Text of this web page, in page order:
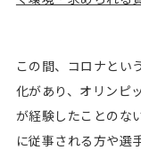
この間、コロナとい
化があり、オリンピ
が経験したことのな
に従事される方や選